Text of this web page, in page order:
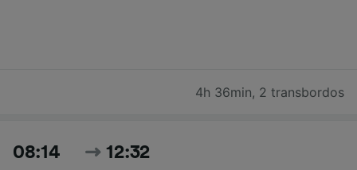
4h 36min, 2 transbordos
08:14 12:32